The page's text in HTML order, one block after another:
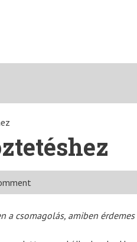
a csomagolás, amiben